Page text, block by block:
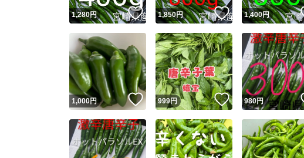
1,280円 いいね！
1,850円 いいね！
1,400円
1,000円 いいね！
999円 いいね！
980円